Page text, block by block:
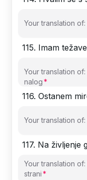
Your translation
115. Imam
Your translation
nalog
116. Ostanem
Your translation
117. Na življenje
Your translation
strani